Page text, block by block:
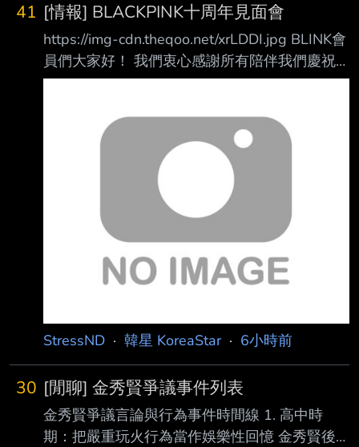
41 [情報] BLACKPINK十周年見面會
https://img-cdn.theqoo.net/xrLDDI.jpg BLINK會
員們大家好！ 我們衷心感謝所有陪伴我們慶祝
BLACKPINK出道十週年的BLINK們。 為了慶祝
備了一場特別的聚會。 我們期待許多BLINK的參
與，與BLACKPINK分享珍貴的回憶。 [活動資
訊] 日期：2026年8月8日星期六下午（韓國標
準時間） 地點：首爾某處未公開地點；具體地
點將另行通知得獎者。 [如何參與] 申請時間：
2026年8月6日（星期四）下午1:0
StressND · 韓星 KoreaStar· 6小時前
30 [閒聊] 金秀賢爭議事件列表
金秀賢爭議言論與行為事件時間線 1. 高中時
期：把嚴重玩火行為當作娛樂性回憶 金秀賢後